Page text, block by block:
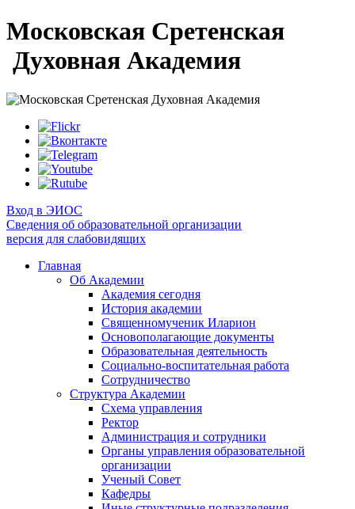
Московская Сретенская
Духовная Академия
Вход в ЭИОС
Сведения об образовательной организации
версия для слабовидящих
Главная
Об Академии
Академия сегодня
История академии
Священномученик Иларион
Основополагающие документы
Образовательная деятельность
Социально-воспитательная работа
Сотрудничество
Структура Академии
Схема управления
Ректор
Администрация и сотрудники
Органы управления образовательной
организации
Ученый Совет
Кафедры